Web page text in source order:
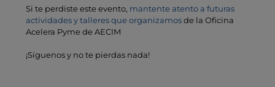
Si te perdiste este evento, mantente atento a futuras
actividades y talleres que organizamosde la Oficina
Acelera Pyme de AECIM
¡Síguenos y no te pierdas nada!